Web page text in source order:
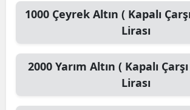
1000 Çeyrek Altın ( Kapalı
Lirası
2000 Yarım Altın ( Kapalı
Lirası